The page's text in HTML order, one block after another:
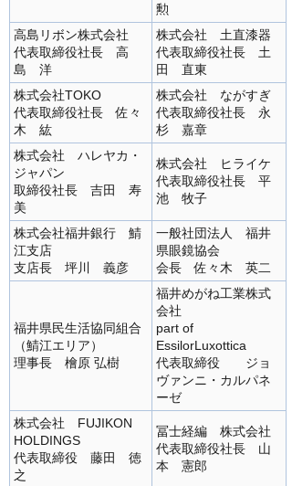
勲
高島リボン株式会社
代表取締役社長 高
島 洋
株式会社 土直漆器
代表取締役社長 土
田 直東
株式会社TOKO
代表取締役社長 佐々
木 紘
株式会社 ながすぎ
代表取締役社長 永
杉 嘉章
株式会社 ハレヤカ・
ジャパン
取締役社長 吉田 寿
美
株式会社 ヒライケ
代表取締役社長 平
池 牧子
株式会社福井銀行 鯖
江支店
支店長 坪川 義彦
一般社団法人 福井
県眼鏡協会
会長 佐々木 英二
福井県民生活協同組合
（鯖江エリア）
理事長 檜原 弘樹
福井めがね工業株式
会社
part of
EssilorLuxottica
代表取締役 ジョ
ヴァンニ・カルパネ
ーゼ
株式会社 FUJIKON
HOLDINGS
代表取締役 藤田 徳
之
冨士経編 株式会社
代表取締役社長 山
本 憲郎